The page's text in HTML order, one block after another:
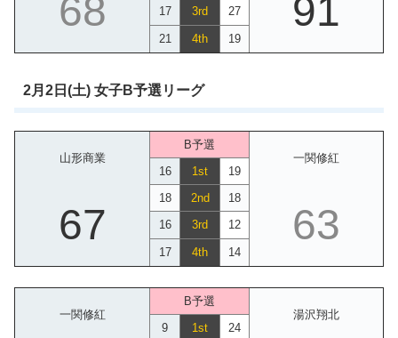
68 91
17 3rd 27
21 4th 19
2月2日(土) 女子B予選リーグ
山形商業
B予選
一関修紅
16
1st 19
67
18 2nd 18
63
16 3rd 12
17 4th 14
一関修紅
B予選
湯沢翔北
9
1st 24